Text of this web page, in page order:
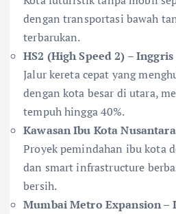
dengan transportasi bawah
terbarukan.
HS2 (High Speed 2) – Inggris
Jalur kereta cepat yang
dengan kota besar di utara,
tempuh hingga 40%.
Kawasan Ibu Kota
Proyek pemindahan ibu kota
dan smart infrastructure
bersih.
Mumbai Metro Expansion –